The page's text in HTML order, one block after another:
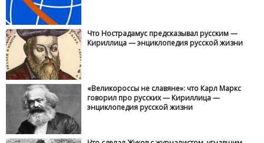
Что Нострадамус предсказывал русским —
Кириллица — энциклопедия русской жизни
«Великороссы не славяне»: что Карл Маркс
говорил про русских — Кириллица —
энциклопедия русской жизни